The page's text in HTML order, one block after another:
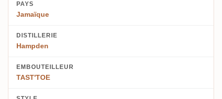
PAYS
Jamaïque
DISTILLERIE
Hampden
EMBOUTEILLEUR
TAST'TOE